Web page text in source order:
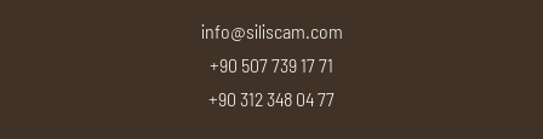
info@siliscam.com
+90 507 739 17 71
+90 312 348 04 77